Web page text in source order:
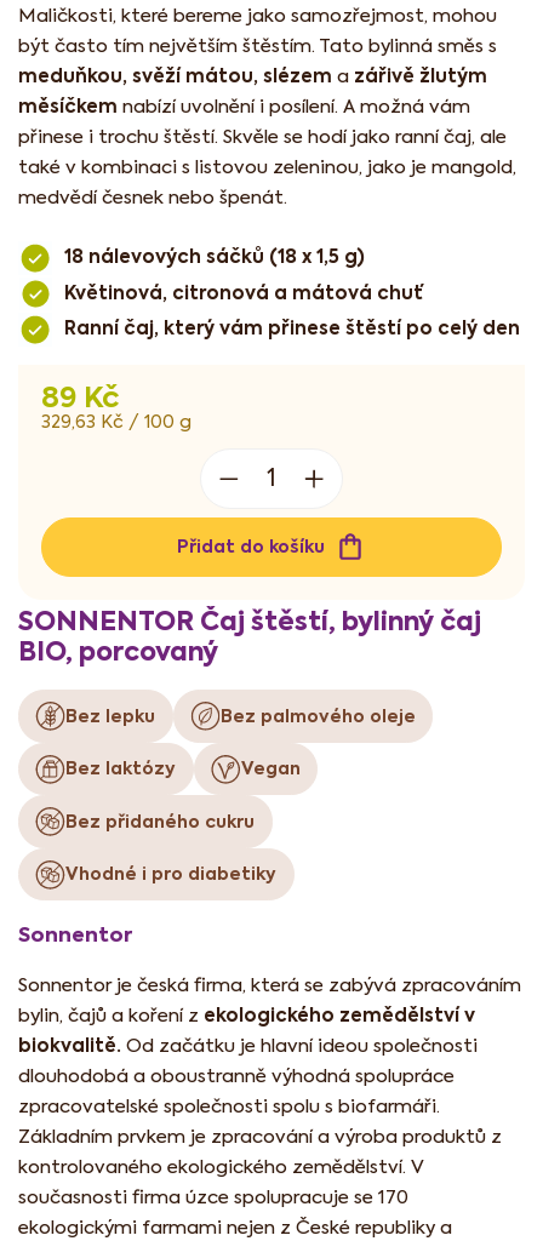
89 Kč
Měrná
329,63 Kč / 100 g
Přidat do košíku
Maličkosti, které bereme jako samozřejmost, mohou
být často tím největším štěstím. Tato bylinná směs s
meduňkou, svěží mátou, slézem a zářivě žlutým
měsíčkem nabízí uvolnění i posílení. A možná vám
přinese i trochu štěstí. Skvěle se hodí jako ranní čaj, ale
také v kombinaci s listovou zeleninou, jako je mangold,
medvědí česnek nebo špenát.
18 nálevových sáčků (18 x 1,5 g)
Květinová, citronová a mátová chuť
Ranní čaj, který vám přinese štěstí po celý den
SONNENTOR Čaj štěstí, bylinný čaj
BIO, porcovaný
Bez lepku Bez palmového oleje
Bez laktózy Vegan
Bez přidaného cukru
Vhodné i pro diabetiky
Sonnentor
Sonnentor je česká firma, která se zabývá zpracováním
bylin, čajů a koření z ekologického zemědělství v
biokvalitě. Od začátku je hlavní ideou společnosti
dlouhodobá a oboustranně výhodná spolupráce
zpracovatelské společnosti spolu s biofarmáři.
Základním prvkem je zpracování a výroba produktů z
kontrolovaného ekologického zemědělství. V
současnosti firma úzce spolupracuje se 170
ekologickými farmami nejen z České republiky a